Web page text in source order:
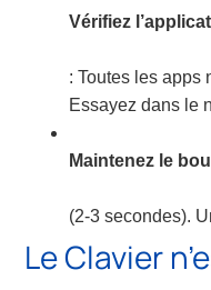
Vérifiez
: Toutes les apps
Essayez dans le
Maintenez le
(2-3 secondes).
Le Clavier